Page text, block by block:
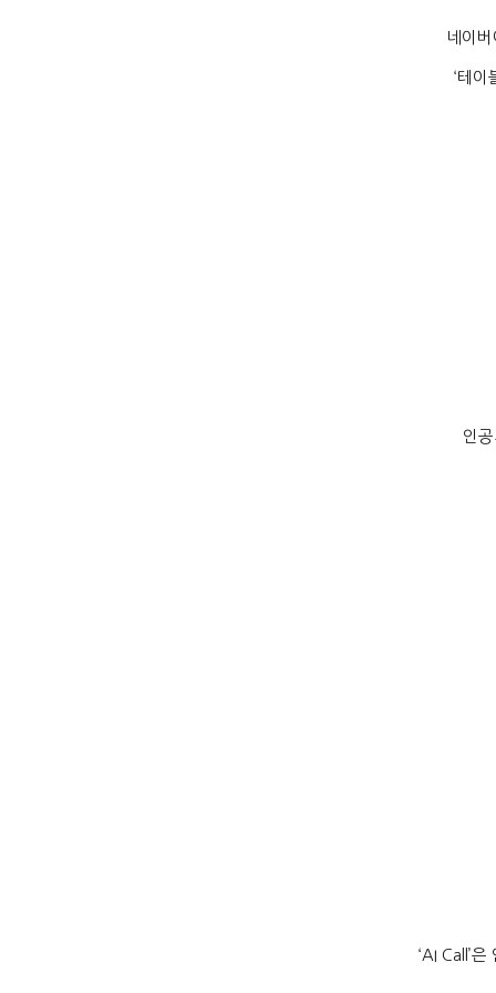
네이
‘테이
인
‘AI Call’은